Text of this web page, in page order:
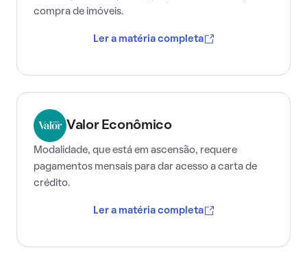
compra de imóveis.
Ler a matéria completa
Valor Econômico
Modalidade, que está em ascensão, requere
pagamentos mensais para dar acesso a carta de
crédito.
Ler a matéria completa